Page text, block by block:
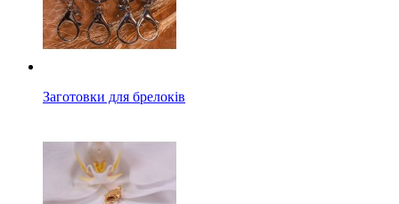
Заготовки для брелоків